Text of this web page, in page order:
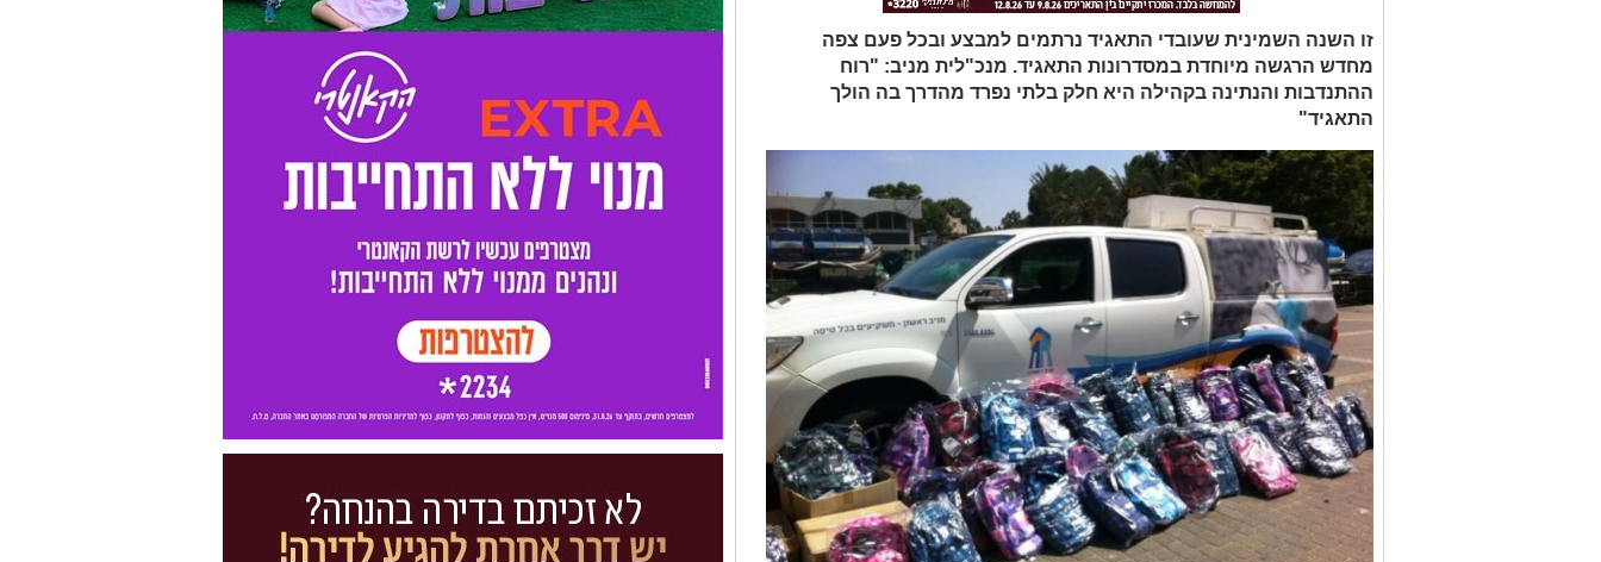
זו השנה השמינית שעובדי התאגיד נרתמים למבצע ובכל פעם צפה
מחדש הרגשה מיוחדת במסדרונות התאגיד. מנכ"לית מניב: "רוח
ההתנדבות והנתינה בקהילה היא חלק בלתי נפרד מהדרך בה הולך
התאגיד"